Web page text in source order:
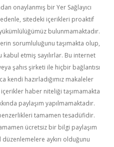
onaylanmış bir Yer Sağlayıcı
sitedeki içerikleri proaktif
bulunmamaktadır.
sorumluluğunu taşımakta olup,
etmiş sayılırlar. Bu internet
şahıs şirketi ile hiçbir bağlantısı
kendi hazırladığımız makaleler
haber niteliği taşımamakta
paylaşım yapılmamaktadır.
tamamen tesadüfidir.
ücretsiz bir bilgi paylaşım
aykırı olduğunu